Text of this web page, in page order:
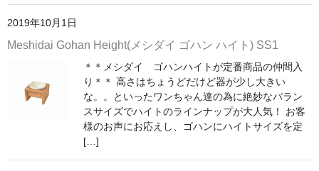
2019年10月1日
Meshidai Gohan Height(メシダイ ゴハン ハイト) SS1
＊＊メシダイ ゴハンハイトが定番商品の仲間入
り＊＊ 高さはちょうどだけど器が少し大きい
な。。といったワンちゃん達の為に絶妙なバラン
スサイズでハイトのラインナップが大人気！ お客
様のお声にお応えし、ゴハンにハイトサイズを定
[…]